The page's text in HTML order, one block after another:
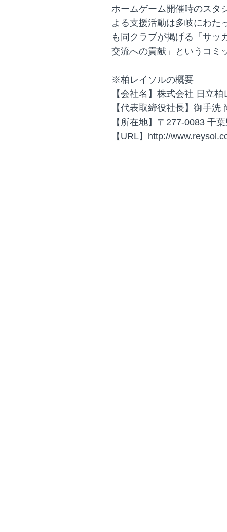
ホームゲーム開催時のスタ
よる支援活動は多岐にわた
も同クラブが掲げる「サッ
交流への貢献」というコミ
※柏レイソルの概要
【会社名】株式会社 日立
【代表取締役社長】御手洗
【所在地】〒277-0083 千
【URL】http://